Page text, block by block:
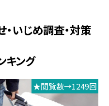
キング
★閲覧数→1249回